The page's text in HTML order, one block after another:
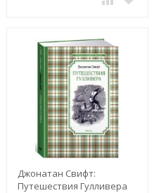
Джонатан Свифт:
Путешествия Гулливера